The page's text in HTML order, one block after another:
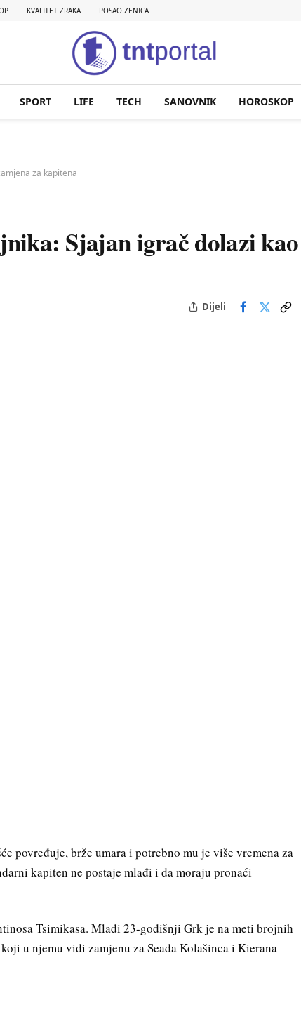
KVALITET ZRAKA POSAO ZENICA
SPORT LIFE TECH SANOVNIK HOROSKOP
za kapitena
Sjajan igrač dolazi kao
Dijeli
povređuje, brže umara i potrebno mu je više vremena za
kapiten ne postaje mlađi i da moraju pronaći
Tsimikasa. Mladi 23-godišnji Grk je na meti brojnih
u njemu vidi zamjenu za Seada Kolašinca i Kierana